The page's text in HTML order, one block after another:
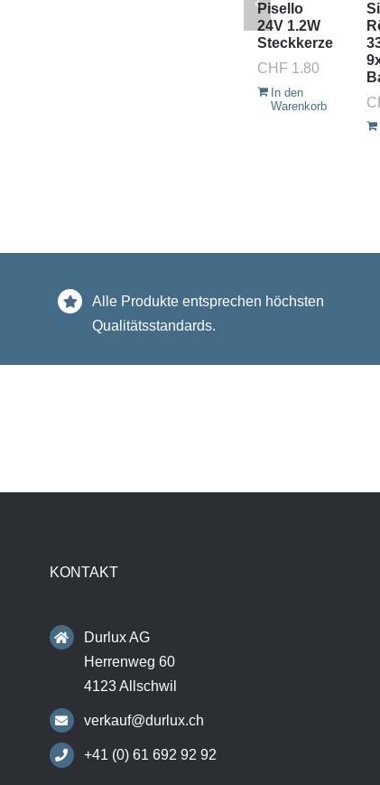
Pisello
24V 1.2W
Steckkerze
CHF 1.80
In den
Warenkorb
Alle Produkte entsprechen höchsten
Qualitätsstandards.
KONTAKT
Durlux AG
Herrenweg 60
4123 Allschwil
verkauf@durlux.ch
+41 (0) 61 692 92 92